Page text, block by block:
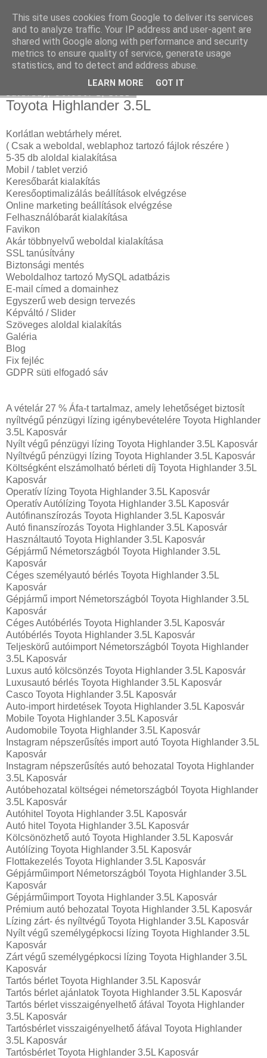
Instagram marketing
Toyota Highlander 3.5L
Korlátlan webtárhely méret.
( Csak a weboldal, weblaphoz tartozó fájlok részére )
5-35 db aloldal kialakítása
Mobil / tablet verzió
Keresőbarát kialakítás
Keresőoptimalizálás beállítások elvégzése
Online marketing beállítások elvégzése
Felhasználóbarát kialakítása
Favikon
Akár többnyelvű weboldal kialakítása
SSL tanúsítvány
Biztonsági mentés
Weboldalhoz tartozó MySQL adatbázis
E-mail címed a domainhez
Egyszerű web design tervezés
Képváltó / Slider
Szöveges aloldal kialakítás
Galéria
Blog
Fix fejléc
GDPR süti elfogadó sáv
A vételár 27 % Áfa-t tartalmaz, amely lehetőséget biztosít
nyíltvégű pénzügyi lízing igénybevételére Toyota Highlander
3.5L Kaposvár
Nyílt végű pénzügyi lízing Toyota Highlander 3.5L Kaposvár
Nyíltvégű pénzügyi lízing Toyota Highlander 3.5L Kaposvár
Költségként elszámolható bérleti díj Toyota Highlander 3.5L
Kaposvár
Operatív lízing Toyota Highlander 3.5L Kaposvár
Operatív Autólízing Toyota Highlander 3.5L Kaposvár
Autófinanszírozás Toyota Highlander 3.5L Kaposvár
Autó finanszírozás Toyota Highlander 3.5L Kaposvár
Használtautó Toyota Highlander 3.5L Kaposvár
Gépjármű Németországból Toyota Highlander 3.5L
Kaposvár
Céges személyautó bérlés Toyota Highlander 3.5L
Kaposvár
Gépjármű import Németországból Toyota Highlander 3.5L
Kaposvár
Céges Autóbérlés Toyota Highlander 3.5L Kaposvár
Autóbérlés Toyota Highlander 3.5L Kaposvár
Teljeskörű autóimport Németországból Toyota Highlander
3.5L Kaposvár
Luxus autó kölcsönzés Toyota Highlander 3.5L Kaposvár
Luxusautó bérlés Toyota Highlander 3.5L Kaposvár
Casco Toyota Highlander 3.5L Kaposvár
Auto-import hirdetések Toyota Highlander 3.5L Kaposvár
Mobile Toyota Highlander 3.5L Kaposvár
Audomobile Toyota Highlander 3.5L Kaposvár
Instagram népszerűsítés import autó Toyota Highlander 3.5L
Kaposvár
Instagram népszerűsítés autó behozatal Toyota Highlander
3.5L Kaposvár
Autóbehozatal költségei németországból Toyota Highlander
3.5L Kaposvár
Autóhitel Toyota Highlander 3.5L Kaposvár
Autó hitel Toyota Highlander 3.5L Kaposvár
Kölcsönözhető autó Toyota Highlander 3.5L Kaposvár
Autólízing Toyota Highlander 3.5L Kaposvár
Flottakezelés Toyota Highlander 3.5L Kaposvár
Gépjárműimport Németországból Toyota Highlander 3.5L
Kaposvár
Gépjárműimport Toyota Highlander 3.5L Kaposvár
Prémium autó behozatal Toyota Highlander 3.5L Kaposvár
Lízing zárt- és nyíltvégű Toyota Highlander 3.5L Kaposvár
Nyílt végű személygépkocsi lízing Toyota Highlander 3.5L
Kaposvár
Zárt végű személygépkocsi lízing Toyota Highlander 3.5L
Kaposvár
Tartós bérlet Toyota Highlander 3.5L Kaposvár
Tartós bérlet ajánlatok Toyota Highlander 3.5L Kaposvár
Tartós bérlet visszaigényelhető áfával Toyota Highlander
3.5L Kaposvár
Tartósbérlet visszaigényelhető áfával Toyota Highlander
3.5L Kaposvár
Tartósbérlet Toyota Highlander 3.5L Kaposvár
This site uses cookies from Google to deliver its services
and to analyze traffic. Your IP address and user-agent are
shared with Google along with performance and security
metrics to ensure quality of service, generate usage
statistics, and to detect and address abuse.
LEARN MORE GOT IT